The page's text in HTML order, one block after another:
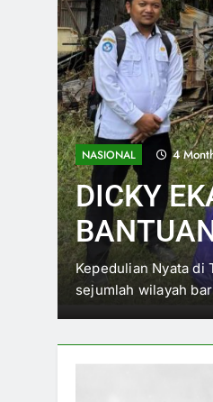
NASIONAL 4
DICKY
Kepedulian Nyata di
sejumlah wilayah